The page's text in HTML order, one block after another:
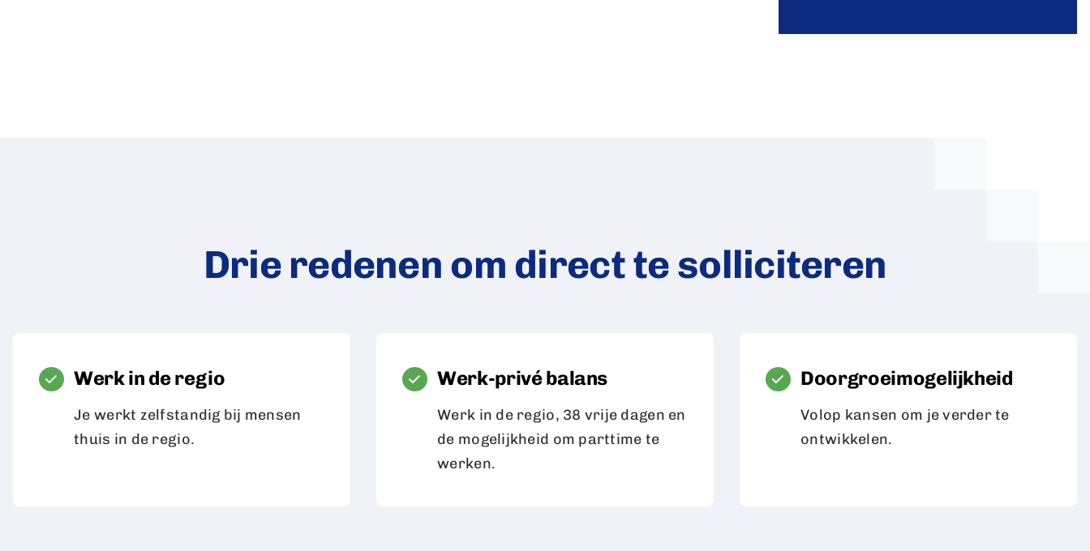
Drie redenen om direct te solliciteren
Werk in de regio
Je werkt zelfstandig bij mensen
thuis in de regio.
Werk-privé balans
Werk in de regio, 38 vrije dagen en
de mogelijkheid om parttime te
werken.
Doorgroeimogelijkheid
Volop kansen om je verder te
ontwikkelen.